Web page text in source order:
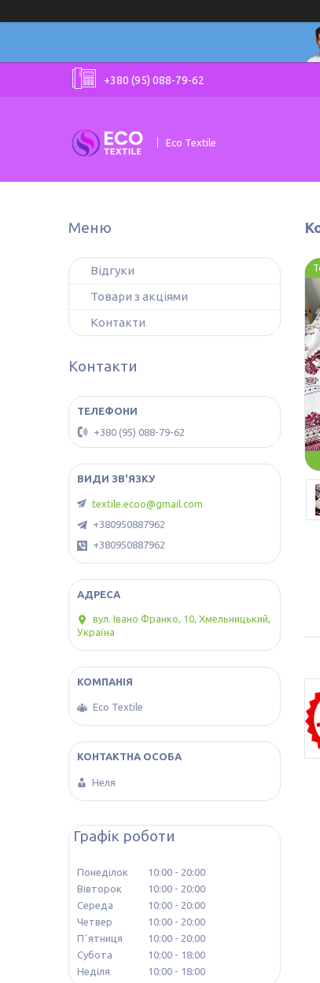
+380 (95) 088-79-62
Eco Textile
Відгуки
Товари з акціями
Контакти
Контакти
+380 (95) 088-79-62
textile.ecoo@gmail.com
+380950887962
+380950887962
вул. Івано Франко, 10, Хмельницький,
Україна
Eco Textile
Неля
Графік роботи
Понеділок 10:00
20:00
Вівторок
10:00
20:00
Середа
10:00
20:00
Четвер
10:00
20:00
Пʼятниця
10:00
20:00
Субота
10:00
18:00
Неділя
10:00 18:00